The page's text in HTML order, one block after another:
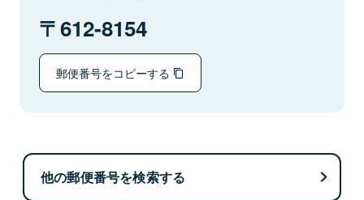
612-8154
郵便番号をコピーする
他の郵便番号を検索する